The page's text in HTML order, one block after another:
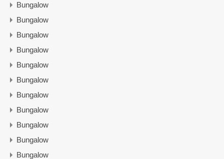
Bungalow
Bungalow
Bungalow
Bungalow
Bungalow
Bungalow
Bungalow
Bungalow
Bungalow
Bungalow
Bungalow